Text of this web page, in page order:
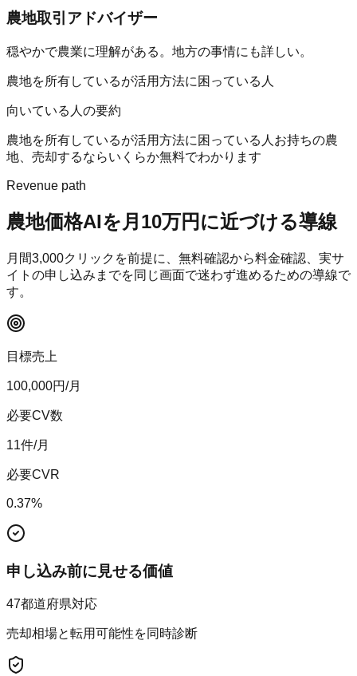
農地取引アドバイザー
穏やかで農業に理解がある。地方の事情にも詳しい。
農地を所有しているが活用方法に困っている人
向いている人の要約
農地を所有しているが活用方法に困っている人 お持ちの農
地、売却するならいくらか無料でわかります
Revenue path
農地価格AIを月10万円に近づける導線
月間3,000クリックを前提に、無料確認から料金確認、実サ
イトの申し込みまでを同じ画面で迷わず進めるための導線で
す。
目標売上
100,000円/月
必要CV数
11件/月
必要CVR
0.37%
申し込み前に見せる価値
47都道府県対応
売却相場と転用可能性を同時診断